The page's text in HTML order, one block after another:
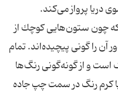
دریا پرواز می‌كند.
چون ستون‌هایی كوچك از
آن را گونی پیچیده‌اند. تمام
است و از گونه‌گونی رنگ‌ها
كرم رنگ در سمت چپ جاده